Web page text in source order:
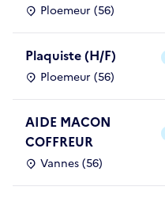
Ploemeur (56)
Plaquiste (H/F)
Ploemeur (56)
AIDE MACON
COFFREUR
Vannes (56)